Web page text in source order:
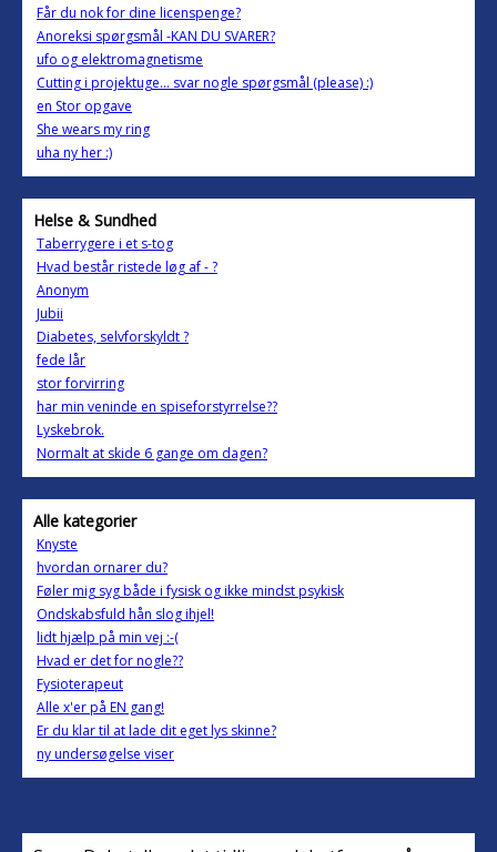
Får du nok for dine licenspenge?
Anoreksi spørgsmål -KAN DU SVARER?
ufo og elektromagnetisme
Cutting i projektuge... svar nogle spørgsmål (please) :)
en Stor opgave
She wears my ring
uha ny her :)
Helse & Sundhed
Taberrygere i et s-tog
Hvad består ristede løg af - ?
Anonym
Jubii
Diabetes, selvforskyldt ?
fede lår
stor forvirring
har min veninde en spiseforstyrrelse??
Lyskebrok.
Normalt at skide 6 gange om dagen?
Alle kategorier
Knyste
hvordan ornarer du?
Føler mig syg både i fysisk og ikke mindst psykisk
Ondskabsfuld hån slog ihjel!
lidt hjælp på min vej :-(
Hvad er det for nogle??
Fysioterapeut
Alle x'er på EN gang!
Er du klar til at lade dit eget lys skinne?
ny undersøgelse viser